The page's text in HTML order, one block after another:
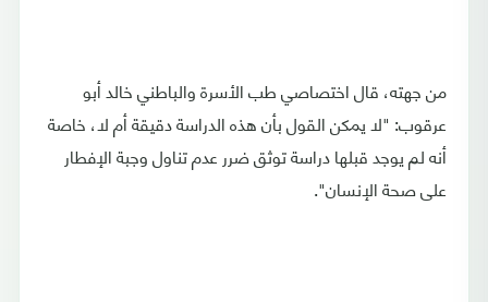
من جهته، قال اختصاصي طب الأسرة والباطني خالد أبو
عرقوب: "لا يمكن القول بأن هذه الدراسة دقيقة أم لا، خاصة
أنه لم يوجد قبلها دراسة توثق ضرر عدم تناول وجبة الإفطار
على صحة الإنسان".